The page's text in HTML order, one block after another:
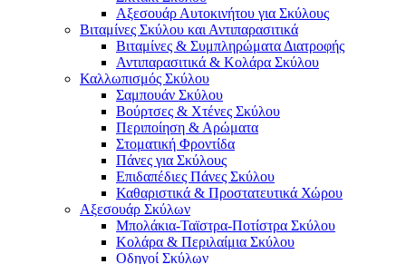
Αξεσουάρ Αυτοκινήτου για Σκύλους
Βιταμίνες Σκύλου και Αντιπαρασιτικά
Βιταμίνες & Συμπληρώματα Διατροφής
Αντιπαρασιτικά & Κολάρα Σκύλου
Καλλωπισμός Σκύλου
Σαμπουάν Σκύλου
Βούρτσες & Χτένες Σκύλου
Περιποίηση & Αρώματα
Στοματική Φροντίδα
Πάνες για Σκύλους
Επιδαπέδιες Πάνες Σκύλου
Καθαριστικά & Προστατευτικά Χώρου
Αξεσουάρ Σκύλων
Μπολάκια-Ταϊστρα-Ποτίστρα Σκύλου
Κολάρα & Περιλαίμια Σκύλου
Οδηγοί Σκύλων